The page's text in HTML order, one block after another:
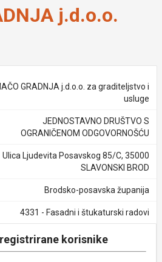
j.d.o.o.
GRADNJA j.d.o.o. za graditeljstvo i
usluge
JEDNOSTAVNO DRUŠTVO S
OGRANIČENOM ODGOVORNOŠĆU
Ulica Ljudevita Posavskog 85/C, 35000
SLAVONSKI BROD
Brodsko-posavska županija
4331 - Fasadni i štukaturski radovi
korisnike